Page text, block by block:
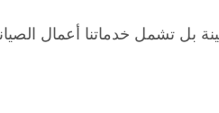
بل تشمل خدماتنا أعمال